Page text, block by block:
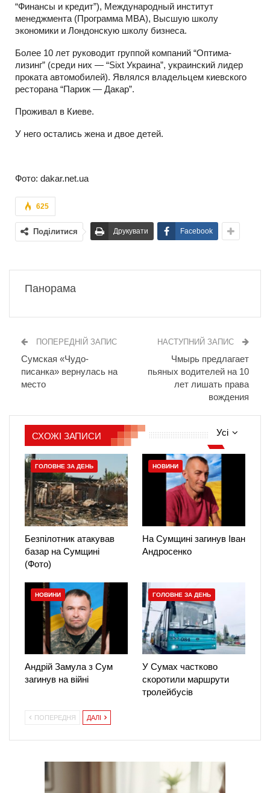
“Финансы и кредит”), Международный институт
менеджмента (Программа MBA), Высшую школу
экономики и Лондонскую школу бизнеса.
Более 10 лет руководит группой компаний “Оптима-
лизинг” (среди них — “Sixt Украина”, украинский лидер
проката автомобилей). Являлся владельцем киевского
ресторана “Париж — Дакар”.
Проживал в Киевe.
У него остались жена и двое детей.
Фото: dakar.net.ua
625
Поділитися Друкувати Facebook
Панорама
ПОПЕРЕДНІЙ ЗАПИС
Сумская «Чудо-
писанка» вернулась на
место
НАСТУПНИЙ ЗАПИС
Чмырь предлагает
пьяных водителей на 10
лет лишать права
вождения
Усі
СХОЖІ ЗАПИСИ
ГОЛОВНЕ ЗА ДЕНЬ
Безпілотник атакував
базар на Сумщині
(Фото)
НОВИНИ
На Сумщині загинув Іван
Андросенко
НОВИНИ
Андрій Замула з Сум
загинув на війні
ГОЛОВНЕ ЗА ДЕНЬ
У Сумах частково
скоротили маршрути
тролейбусів
ПОПЕРЕДНЯ ДАЛІ